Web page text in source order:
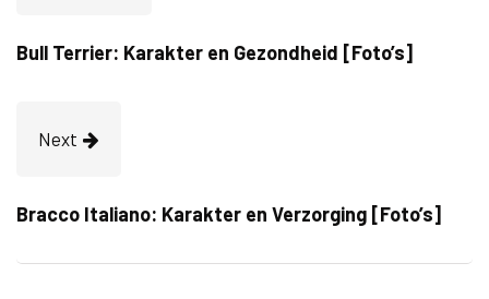
Bull Terrier: Karakter en Gezondheid [Foto’s]
Next
Bracco Italiano: Karakter en Verzorging [Foto’s]